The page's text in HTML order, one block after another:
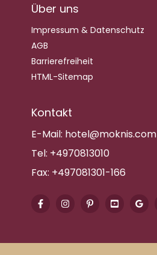
Über uns
Impressum & Datenschutz
AGB
Barrierefreiheit
HTML-Sitemap
Kontakt
E-Mail: hotel@moknis.com
Tel: +4970813010
Fax: +497081301-166